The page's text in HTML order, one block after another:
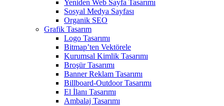
Yeniden Web Sayfa Tasarımı
Sosyal Medya Sayfası
Organik SEO
Grafik Tasarım
Logo Tasarımı
Bitmap’ten Vektörele
Kurumsal Kimlik Tasarımı
Broşür Tasarımı
Banner Reklam Tasarımı
Billboard-Outdoor Tasarımı
El İlanı Tasarımı
Ambalaj Tasarımı